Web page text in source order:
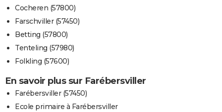
Cocheren (57800)
Farschviller (57450)
Betting (57800)
Tenteling (57980)
Folkling (57600)
En savoir plus sur Farébersviller
Farébersviller (57450)
Ecole primaire à Farébersviller